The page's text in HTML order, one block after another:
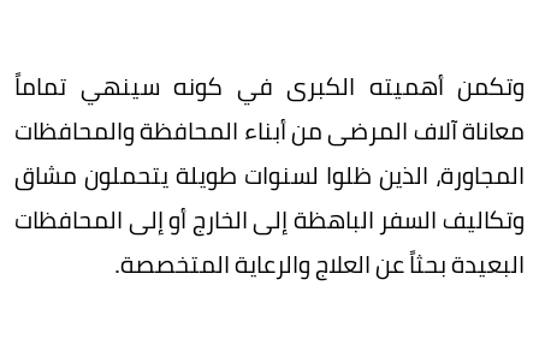
وتكمن أهميته الكبرى في كونه سينهي تماماً
معاناة آلاف المرضى من أبناء المحافظة والمحافظات
المجاورة، الذين ظلوا لسنوات طويلة يتحملون مشاق
وتكاليف السفر الباهظة إلى الخارج أو إلى المحافظات
البعيدة بحثاً عن العلاج والرعاية المتخصصة.